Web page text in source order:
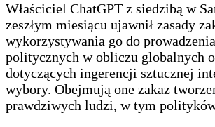
Właściciel ChatGPT z siedzibą w
zeszłym miesiącu ujawnił zasady
wykorzystywania go do
politycznych w obliczu globalnych
dotyczących ingerencji sztucznej
wybory. Obejmują one zakaz
prawdziwych ludzi, w tym